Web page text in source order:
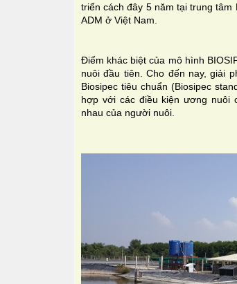
triển cách đây 5 năm tại trung
ADM ở Việt Nam.
Điểm khác biệt của mô hình
nuôi đầu tiên. Cho đến nay, giải
Biosipec tiêu chuẩn (Biosipec
hợp với các điều kiện ương nuôi
nhau của người nuôi.